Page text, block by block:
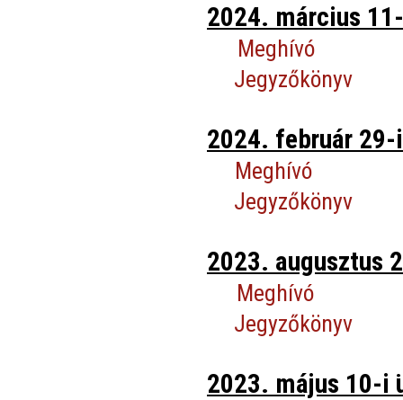
2024. március
Meghívó
Jegyzőkönyv
2024. február
Meghívó
Jegyzőkönyv
2023. augusztus
Meghívó
Jegyzőkönyv
2023. május 10-i